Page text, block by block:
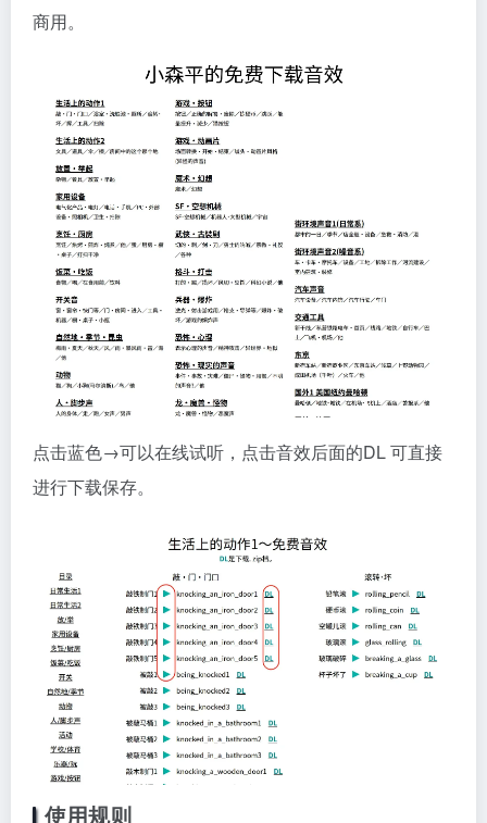
商用。
点击蓝色→可以在线试听，点击音效后面的DL 可直接
进行下载保存。
使用规则